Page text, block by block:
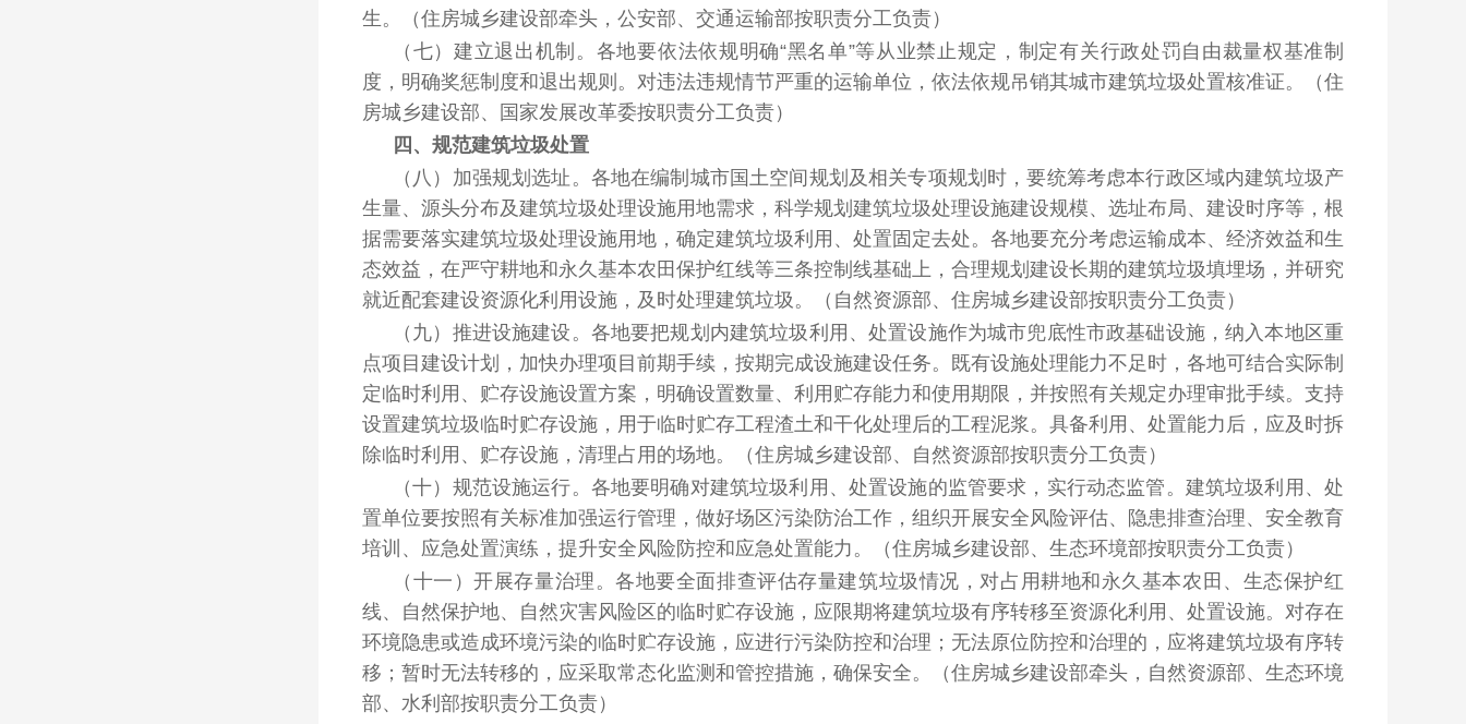
生。
（住房城乡建设部牵头，公安部、交通运输部按职责分工负责）
（七）建立退出机制。 各地要依法依规明确“黑名单”等从业禁止规定，制定有关行政处罚自由裁量权基准制
度，明确奖惩制度和退出规则。对违法违规情节严重的运输单位，依法依规吊销其城市建筑垃圾处置核准证。
（住
房城乡建设部、国家发展改革委按职责分工负责）
四、规范建筑垃圾处置
（八）加强规划选址。 各地在编制城市国土空间规划及相关专项规划时，要统筹考虑本行政区域内建筑垃圾产
生量、源头分布及建筑垃圾处理设施用地需求，科学规划建筑垃圾处理设施建设规模、选址布局、建设时序等，根
据需要落实建筑垃圾处理设施用地，确定建筑垃圾利用、处置固定去处。各地要充分考虑运输成本、经济效益和生
态效益，在严守耕地和永久基本农田保护红线等三条控制线基础上，合理规划建设长期的建筑垃圾填埋场，并研究
就近配套建设资源化利用设施，及时处理建筑垃圾。
（自然资源部、住房城乡建设部按职责分工负责）
（九）推进设施建设。 各地要把规划内建筑垃圾利用、处置设施作为城市兜底性市政基础设施，纳入本地区重
点项目建设计划，加快办理项目前期手续，按期完成设施建设任务。既有设施处理能力不足时，各地可结合实际制
定临时利用、贮存设施设置方案，明确设置数量、利用贮存能力和使用期限，并按照有关规定办理审批手续。支持
设置建筑垃圾临时贮存设施，用于临时贮存工程渣土和干化处理后的工程泥浆。具备利用、处置能力后，应及时拆
除临时利用、贮存设施，清理占用的场地。
（住房城乡建设部、自然资源部按职责分工负责）
（十）规范设施运行。 各地要明确对建筑垃圾利用、处置设施的监管要求，实行动态监管。建筑垃圾利用、处
置单位要按照有关标准加强运行管理，做好场区污染防治工作，组织开展安全风险评估、隐患排查治理、安全教育
培训、应急处置演练，提升安全风险防控和应急处置能力。
（住房城乡建设部、生态环境部按职责分工负责）
（十一）开展存量治理。各地要全面排查评估存量建筑垃圾情况，对占用耕地和永久基本农田、生态保护红
线、自然保护地、自然灾害风险区的临时贮存设施，应限期将建筑垃圾有序转移至资源化利用、处置设施。对存在
环境隐患或造成环境污染的临时贮存设施，应进行污染防控和治理；无法原位防控和治理的，应将建筑垃圾有序转
移；暂时无法转移的，应采取常态化监测和管控措施，确保安全。（住房城乡建设部牵头，自然资源部、生态环境
部、水利部按职责分工负责）